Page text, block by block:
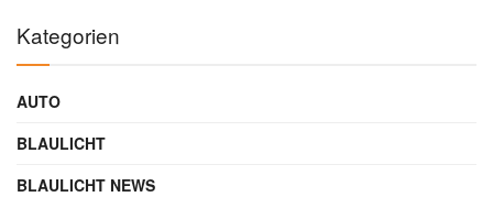
Kategorien
AUTO
BLAULICHT
BLAULICHT NEWS